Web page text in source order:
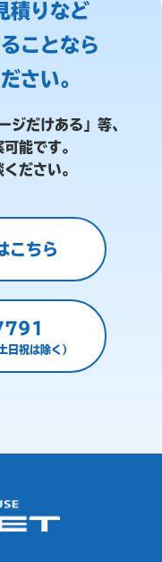
積りなど
ことなら
さい。
ジだけある」等、
能です。
ださい。
こちら
祝は除く）